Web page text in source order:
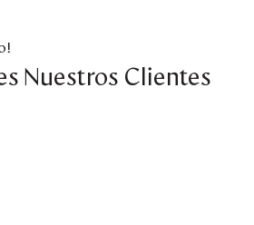
Nuestros Clientes